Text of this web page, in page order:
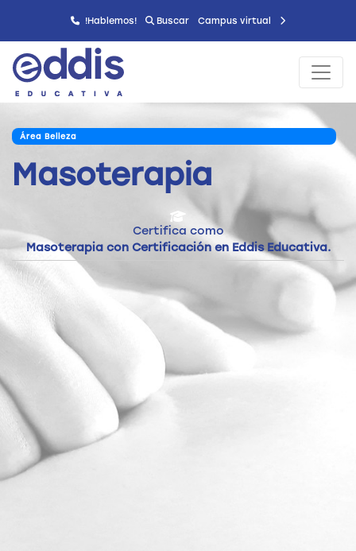
!Hablemos! Buscar Campus virtual
Área Belleza
Masoterapia
Certifica como
Masoterapia con Certificación en Eddis Educativa.